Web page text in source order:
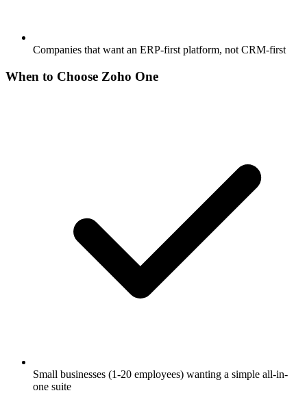
Companies that want an ERP-first platform, not CRM-first
When to Choose Zoho One
Small businesses (1-20 employees) wanting a simple all-in-
one suite